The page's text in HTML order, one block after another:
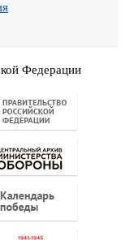
Федерации